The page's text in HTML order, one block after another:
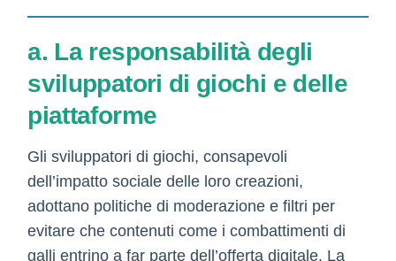
a. La responsabilità degli
sviluppatori di giochi e delle
piattaforme
Gli sviluppatori di giochi, consapevoli
dell’impatto sociale delle loro creazioni,
adottano politiche di moderazione e filtri per
evitare che contenuti come i combattimenti di
galli entrino a far parte dell’offerta digitale. La